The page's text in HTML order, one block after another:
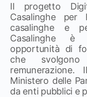
Il progetto
Casalinghe per
casalinghe e
Casalinghe è
opportunità di
che
Ministero delle
da enti pubblici e